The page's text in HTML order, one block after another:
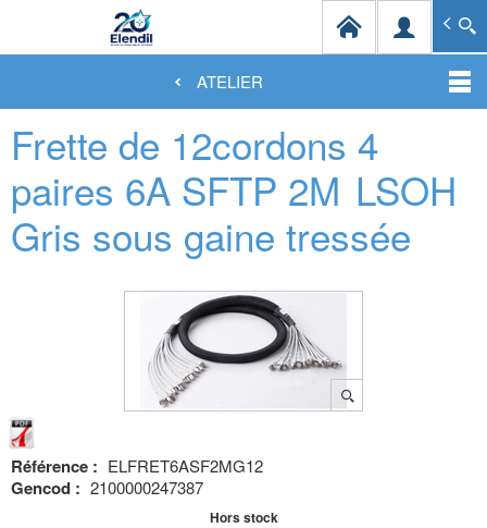
au
contenu
principal
Spécialiste en infrastructures et solutions de
ATELIER
Frette de 12cordons 4
paires 6A SFTP 2M LSOH
Gris sous gaine tressée
Référence : ELFRET6ASF2MG12
Gencod : 2100000247387
Hors stock